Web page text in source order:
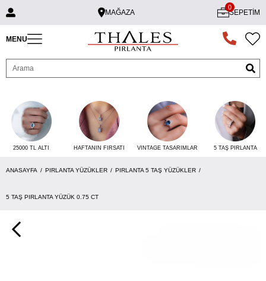
MAĞAZA SEPETIM
0
MENU
25000 TL ALTI HAFTANIN FIRSATI VINTAGE TASARIMLAR 5 TAŞ PIRLANTA
ANASAYFA PIRLANTA YÜZÜKLER PIRLANTA 5 TAŞ YÜZÜKLER
5 TAŞ PIRLANTA YÜZÜK 0.75 CT